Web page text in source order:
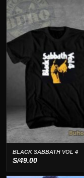
BLACK SABBATH VOL 4
S/49.00